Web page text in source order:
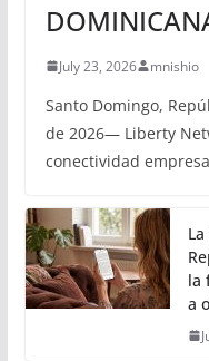
July 23, 2026 mnishio
Santo Domingo,
de 2026— Liberty
conectividad
la
a